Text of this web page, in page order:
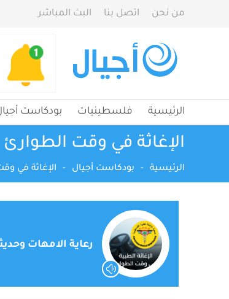
من نحن اتصل بنا البث المباشر
الرئيسية فلسطينيات بودكاست
الإغاثة في وقت الطوارئ
الرئيسية - بودكاست أجيال - الإغاثة في
رعاية الامهات